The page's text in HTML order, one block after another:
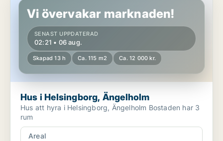
Vi övervakar marknaden!
SENAST UPPDATERAD
02:21 • 06 aug.
Skapad 13 h Ca. 115 m2 Ca. 12 000 kr.
Hus i Helsingborg, Ängelholm
Hus att hyra i Helsingborg, Ängelholm Bostaden har 3
rum
Areal